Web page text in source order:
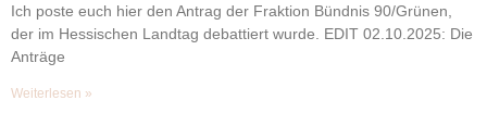
Ich poste euch hier den Antrag der Fraktion Bündnis 90/Grünen,
der im Hessischen Landtag debattiert wurde. EDIT 02.10.2025: Die
Anträge
Weiterlesen »